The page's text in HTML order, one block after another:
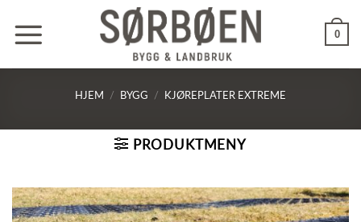
0
HJEM / BYGG / KJØREPLATER EXTREME
PRODUKTMENY